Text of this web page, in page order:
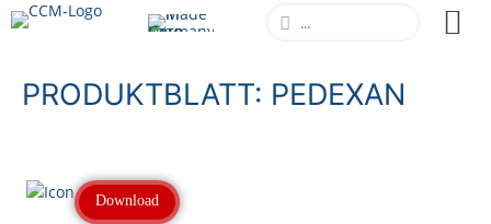
PRODUKTBLATT: PEDEXAN
Download